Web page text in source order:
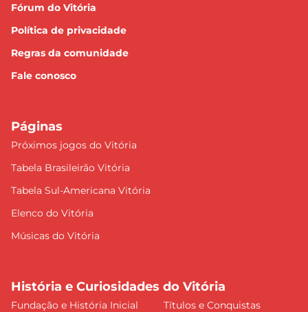
Fórum do Vitória
Política de privacidade
Regras da comunidade
Fale conosco
Páginas
Próximos jogos do Vitória
Tabela Brasileirão Vitória
Tabela Sul-Americana Vitória
Elenco do Vitória
Músicas do Vitória
História e Curiosidades do Vitória
Fundação e História Inicial
Títulos e Conquistas